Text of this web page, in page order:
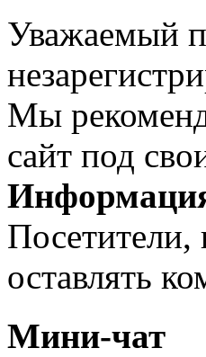
Уважаемый
Мы
сайт под
оставлять
Мини-чат